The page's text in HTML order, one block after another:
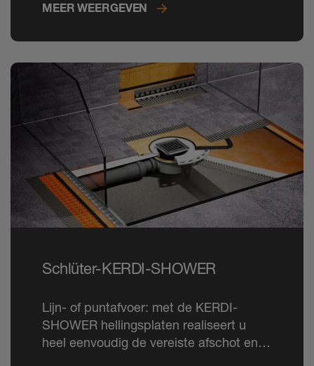
MEER WEERGEVEN
Schlüter-KERDI-SHOWER
Lijn- of puntafvoer: met de KERDI-
SHOWER hellingsplaten realiseert u
heel eenvoudig de vereiste afschot en